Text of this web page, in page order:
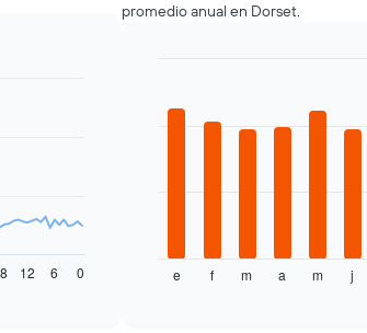
0
12 6
promedio anual en Dorset.
with
muestra
e f m a m j